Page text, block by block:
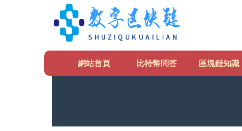
網站首頁 比特幣問答 區塊鏈知識